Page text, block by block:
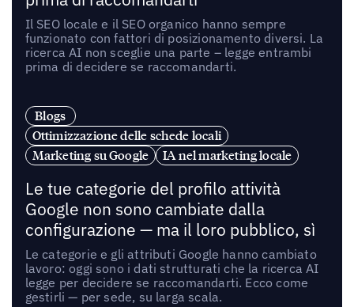
Il SEO locale e il SEO organico hanno sempre
funzionato con fattori di posizionamento diversi. La
ricerca AI non sceglie una parte – legge entrambi
prima di decidere se raccomandarti.
Blogs
Ottimizzazione delle schede locali
Marketing su Google
IA nel marketing locale
Le tue categorie del profilo attività
Google non sono cambiate dalla
configurazione — ma il loro pubblico, sì
Le categorie e gli attributi Google hanno cambiato
lavoro: oggi sono i dati strutturati che la ricerca AI
legge per decidere se raccomandarti. Ecco come
gestirli — per sede, su larga scala.